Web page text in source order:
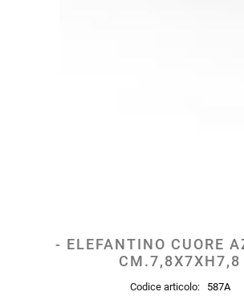
- ELEFANTINO CUORE
CM.7,8X7XH7,8
Codice articolo: 587A